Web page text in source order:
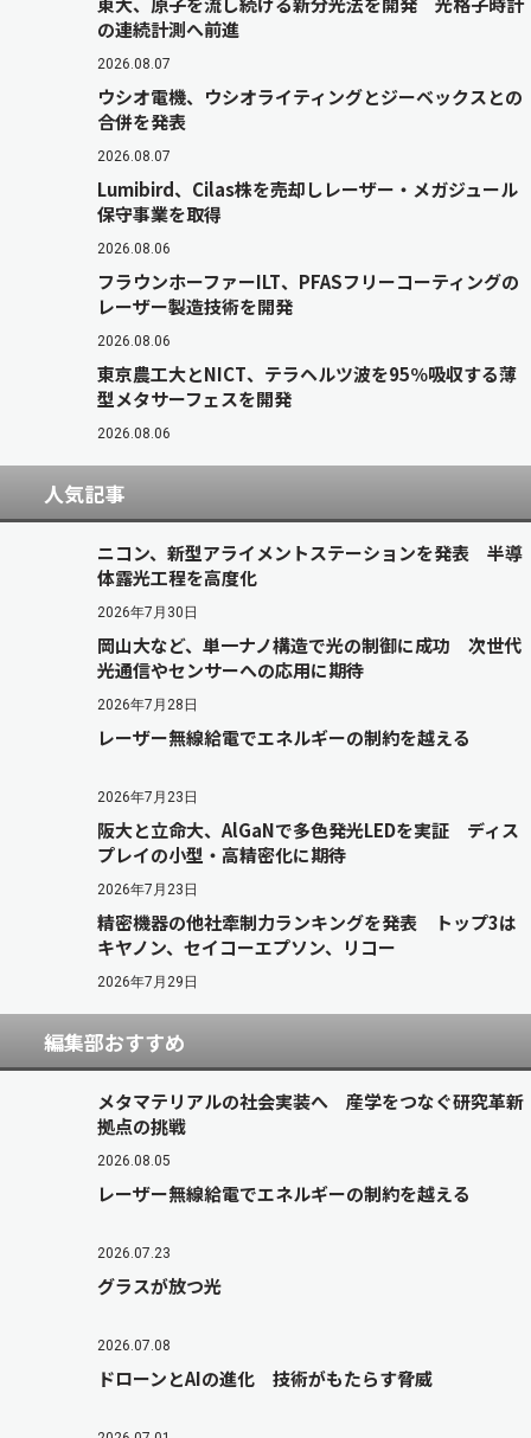
の連続計測へ前進
2026.08.07
ウシオ電機、ウシオライティングとジーベックスとの
合併を発表
2026.08.07
Lumibird、Cilas株を売却しレーザー・メガジュール
保守事業を取得
2026.08.06
フラウンホーファーILT、PFASフリーコーティングの
レーザー製造技術を開発
2026.08.06
東京農工大とNICT、テラヘルツ波を95％吸収する薄
型メタサーフェスを開発
2026.08.06
人気記事
ニコン、新型アライメントステーションを発表 半導
体露光工程を高度化
2026年7月30日
岡山大など、単一ナノ構造で光の制御に成功 次世代
光通信やセンサーへの応用に期待
2026年7月28日
レーザー無線給電でエネルギーの制約を越える
2026年7月23日
阪大と立命大、AlGaNで多色発光LEDを実証 ディス
プレイの小型・高精密化に期待
2026年7月23日
精密機器の他社牽制力ランキングを発表 トップ3は
キヤノン、セイコーエプソン、リコー
2026年7月29日
編集部おすすめ
メタマテリアルの社会実装へ 産学をつなぐ研究革新
拠点の挑戦
2026.08.05
レーザー無線給電でエネルギーの制約を越える
2026.07.23
グラスが放つ光
2026.07.08
ドローンとAIの進化 技術がもたらす脅威